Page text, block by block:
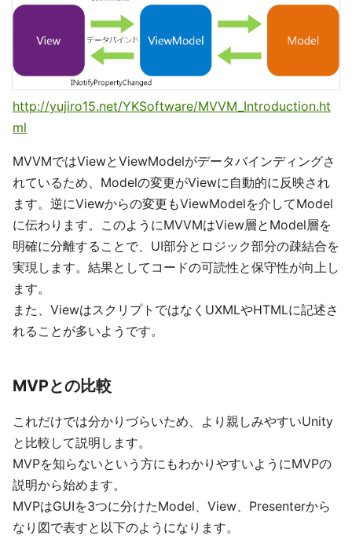
http://yujiro15.net/YKSoftware/MVVM_Introduction.ht
ml
MVVMではViewとViewModelがデータバインディングさ
れているため、Modelの変更がViewに自動的に反映され
ます。逆にViewからの変更もViewModelを介してModel
に伝わります。このようにMVVMはView層とModel層を
明確に分離することで、UI部分とロジック部分の疎結合を
実現します。結果としてコードの可読性と保守性が向上し
ます。
また、ViewはスクリプトではなくUXMLやHTMLに記述さ
れることが多いようです。
MVPとの比較
これだけでは分かりづらいため、より親しみやすいUnity
と比較して説明します。
MVPを知らないという方にもわかりやすいようにMVPの
説明から始めます。
MVPはGUIを3つに分けたModel、View、Presenterから
なり図で表すと以下のようになります。